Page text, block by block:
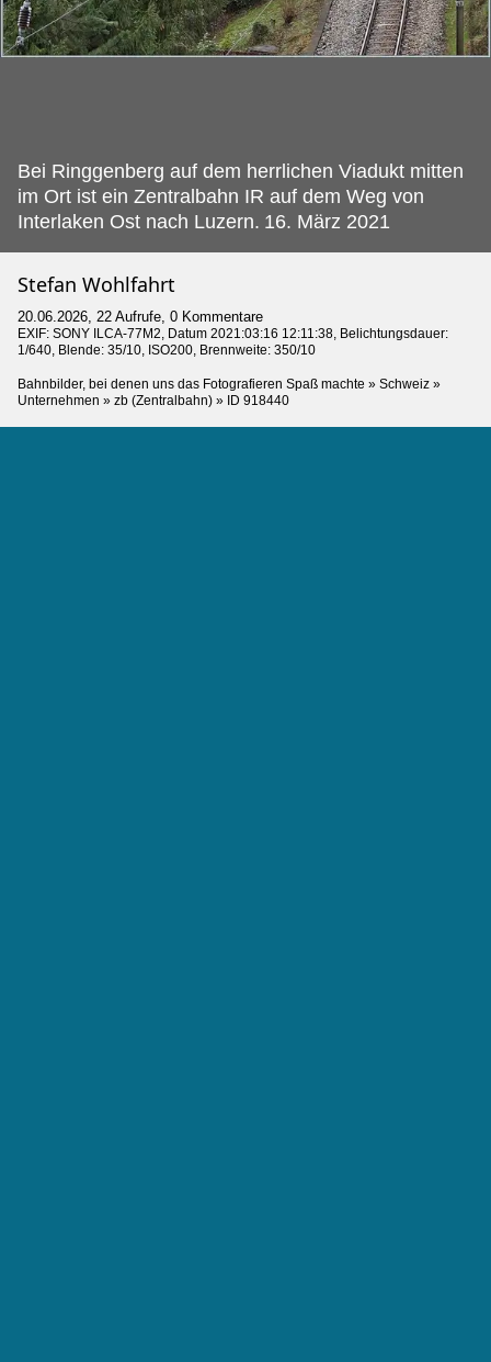
Bei Ringgenberg auf dem herrlichen Viadukt mitten
im Ort ist ein Zentralbahn IR auf dem Weg von
Interlaken Ost nach Luzern. 16. März 2021
Stefan Wohlfahrt
20.06.2026, 22 Aufrufe, 0 Kommentare
EXIF: SONY ILCA-77M2, Datum 2021:03:16 12:11:38, Belichtungsdauer:
1/640, Blende: 35/10, ISO200, Brennweite: 350/10
Bahnbilder, bei denen uns das Fotografieren Spaß machte » Schweiz »
Unternehmen » zb (Zentralbahn) » ID 918440